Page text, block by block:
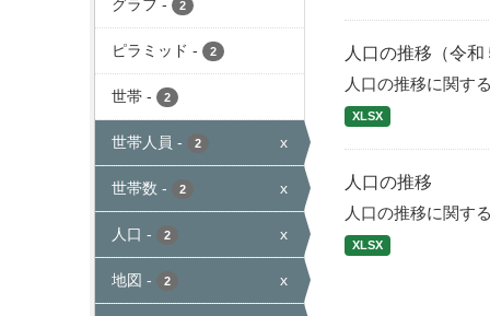
グラフ - 2
ピラミッド - 2
世帯 - 2
世帯人員 - 2 x
世帯数 - 2 x
人口 - 2 x
地図 - 2 x
人口の推移（令和
人口の推移に関す
XLSX
人口の推移
人口の推移に関す
XLSX